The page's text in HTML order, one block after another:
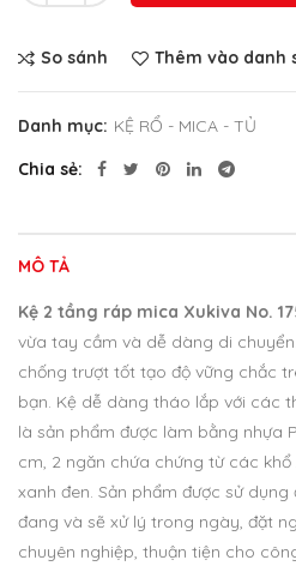
So sánh Thêm vào danh
Danh mục: KỆ RỔ - MICA - TỦ
Chia sẻ
MÔ TẢ
Kệ 2 tầng ráp mica Xukiva No.
vừa tay cầm và dễ dàng di
chống trượt tốt tạo độ vững chắc
bạn. Kệ dễ dàng tháo lắp với các
là sản phẩm được làm bằng nhựa
cm, 2 ngăn chứa chứng từ các khổ
xanh đen. Sản phẩm được sử
đang và sẽ xử lý trong ngày, đặt
chuyên nghiệp, thuận tiện cho